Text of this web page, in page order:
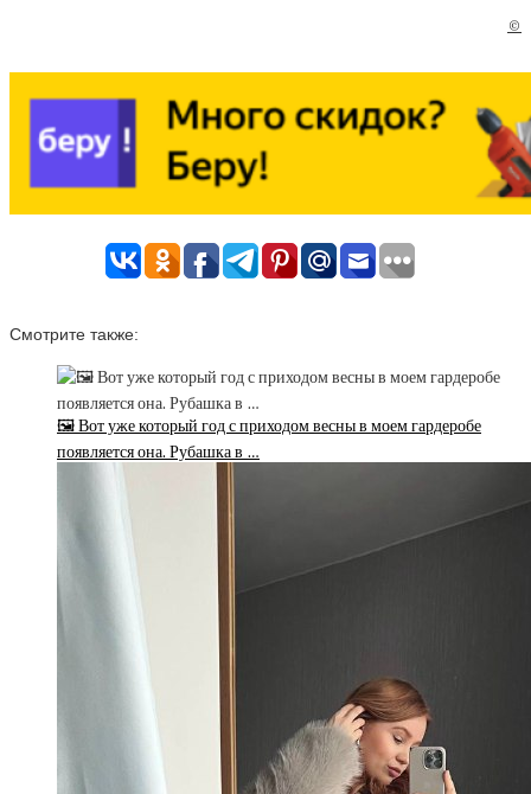
©
Смотрите также:
🖼 Вот уже который год с приходом весны в моем гардеробе
появляется она. Рубашка в …